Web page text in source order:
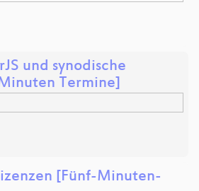
und synodische
Termine]
[Fünf-Minuten-